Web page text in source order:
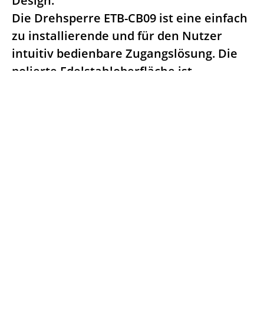
Die Drehsperre ETB-CB09 ist eine einfach
zu installierende und für den Nutzer
intuitiv bedienbare Zugangslösung. Die
polierte Edelstahloberfläche ist